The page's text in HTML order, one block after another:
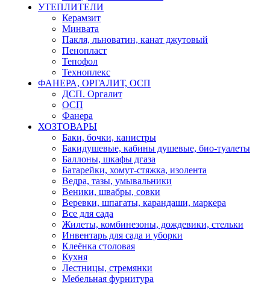
УТЕПЛИТЕЛИ
Керамзит
Минвата
Пакля, льноватин, канат джутовый
Пенопласт
Тепофол
Техноплекс
ФАНЕРА, ОРГАЛИТ, ОСП
ДСП. Оргалит
ОСП
Фанера
ХОЗТОВАРЫ
Баки, бочки, канистры
Бакидушевые, кабины душевые, био-туалеты
Баллоны, шкафы дгаза
Батарейки, хомут-стяжка, изолента
Ведра, тазы, умывальники
Веники, швабры, совки
Веревки, шпагаты, карандаши, маркера
Все для сада
Жилеты, комбинезоны, дождевики, стельки
Инвентарь для сада и уборки
Клеёнка столовая
Кухня
Лестницы, стремянки
Мебельная фурнитура